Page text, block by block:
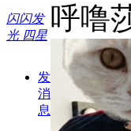
闪闪发
光 四星
发
消
息
呼噜